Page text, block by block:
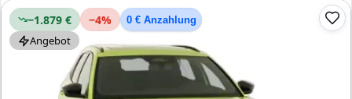
−1.879 € −4% 0 € Anzahlung
Angebot